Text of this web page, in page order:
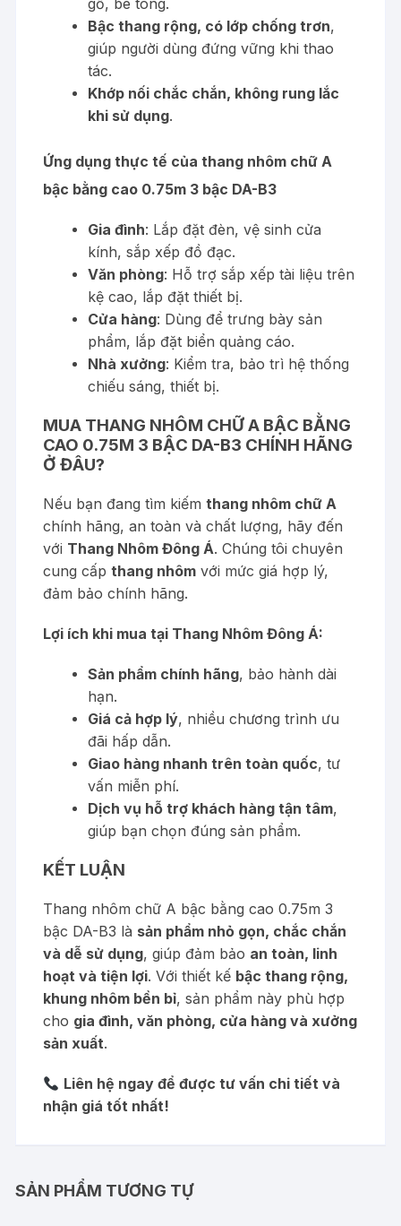
gỗ, bê tông.
Bậc thang rộng, có lớp chống trơn,
giúp người dùng đứng vững khi thao
tác.
Khớp nối chắc chắn, không rung lắc
khi sử dụng.
Ứng dụng thực tế của thang nhôm chữ A
bậc bằng cao 0.75m 3 bậc DA-B3
Gia đình: Lắp đặt đèn, vệ sinh cửa
kính, sắp xếp đồ đạc.
Văn phòng: Hỗ trợ sắp xếp tài liệu trên
kệ cao, lắp đặt thiết bị.
Cửa hàng: Dùng để trưng bày sản
phẩm, lắp đặt biển quảng cáo.
Nhà xưởng: Kiểm tra, bảo trì hệ thống
chiếu sáng, thiết bị.
MUA THANG NHÔM CHỮ A BẬC BẰNG
CAO 0.75M 3 BẬC DA-B3 CHÍNH HÃNG
Ở ĐÂU?
Nếu bạn đang tìm kiếmthang nhôm chữ A
chính hãng, an toàn và chất lượng, hãy đến
với Thang Nhôm Đông Á. Chúng tôi chuyên
cung cấpthang nhôm với mức giá hợp lý,
đảm bảo chính hãng.
Lợi ích khi mua tại Thang Nhôm Đông Á:
Sản phẩm chính hãng, bảo hành dài
hạn.
Giá cả hợp lý, nhiều chương trình ưu
đãi hấp dẫn.
Giao hàng nhanh trên toàn quốc, tư
vấn miễn phí.
Dịch vụ hỗ trợ khách hàng tận tâm,
giúp bạn chọn đúng sản phẩm.
KẾT LUẬN
Thang nhôm chữ A bậc bằng cao 0.75m 3
bậc DA-B3 là sản phẩm nhỏ gọn, chắc chắn
và dễ sử dụng, giúp đảm bảo an toàn, linh
hoạt và tiện lợi. Với thiết kế bậc thang rộng,
khung nhôm bền bỉ, sản phẩm này phù hợp
cho gia đình, văn phòng, cửa hàng và xưởng
sản xuất.
Liên hệ ngay để được tư vấn chi tiết và
nhận giá tốt nhất!
SẢN PHẨM TƯƠNG TỰ